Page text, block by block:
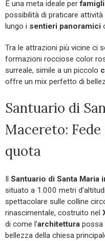
È una meta ideale per
possibilità di praticare attività
lungo i sentieri panoramici
Tra le attrazioni più vicine ci
formazioni rocciose color
surreale, simile a un piccolo
offre un mix perfetto di
Santuario di
Macereto:
quota
Il Santuario di Santa Maria
situato a 1.000 metri
spettacolare sulle colline
rinascimentale, costruito nel
di come l’architettura possa
bellezza della chiesa